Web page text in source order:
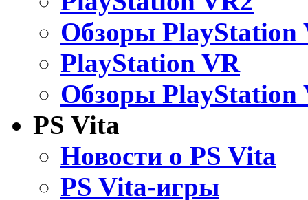
Обзоры PlayStation
PlayStation VR
Обзоры PlayStation
PS Vita
Новости о PS Vita
PS Vita-игры